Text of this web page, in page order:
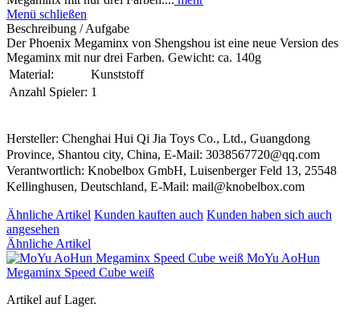
Menü schließen
Beschreibung / Aufgabe
Der Phoenix Megaminx von Shengshou ist eine neue Version des
Megaminx mit nur drei Farben. Gewicht: ca. 140g
Material:
Kunststoff
Anzahl Spieler: 1
Hersteller: Chenghai Hui Qi Jia Toys Co., Ltd., Guangdong
Province, Shantou city, China, E-Mail: 3038567720@qq.com
Verantwortlich: Knobelbox GmbH, Luisenberger Feld 13, 25548
Kellinghusen, Deutschland, E-Mail: mail@knobelbox.com
Ähnliche Artikel Kunden kauften auch Kunden haben sich auch
angesehen
Ähnliche Artikel
MoYu AoHun
Megaminx Speed Cube weiß
Artikel auf Lager.